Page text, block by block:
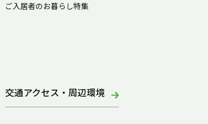
ご入居者のお暮らし特集
交通アクセス・周辺環境